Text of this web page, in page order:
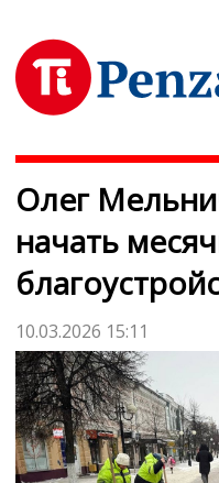
Олег
начать
10.03.2026 15:11